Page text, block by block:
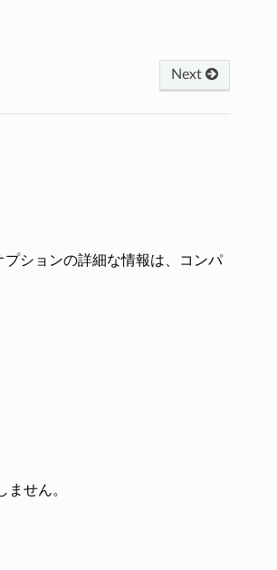
Next
ションの詳細な情報は、コンパ
せん。